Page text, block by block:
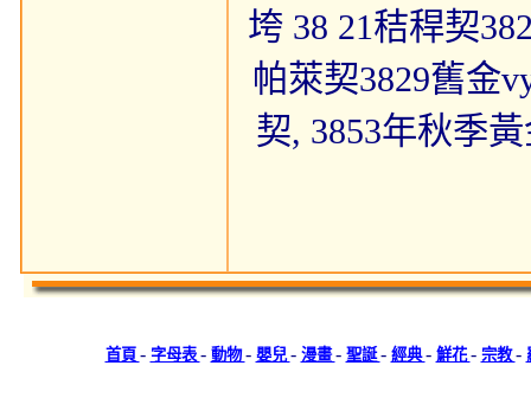
垮 38 21秸稈契
帕萊契3829舊金
契, 3853年秋季
首頁 - 字母表 - 動物- 嬰兒- 漫畫- 聖誕- 經典- 鮮花- 宗教-